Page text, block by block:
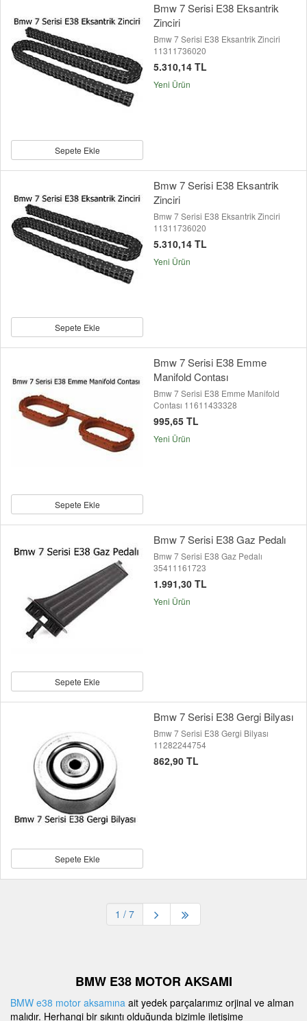
Sepete Ekle
Bmw 7 Serisi E38 Eksantrik
Zinciri
Bmw 7 Serisi E38 Eksantrik Zinciri
11311736020
5.310,14 TL
Yeni Ürün
Sepete Ekle
Bmw 7 Serisi E38 Eksantrik
Zinciri
Bmw 7 Serisi E38 Eksantrik Zinciri
11311736020
5.310,14 TL
Yeni Ürün
Sepete Ekle
Bmw 7 Serisi E38 Emme
Manifold Contası
Bmw 7 Serisi E38 Emme Manifold
Contası 11611433328
995,65 TL
Yeni Ürün
Sepete Ekle
Bmw 7 Serisi E38 Gaz Pedalı
Bmw 7 Serisi E38 Gaz Pedalı
35411161723
1.991,30 TL
Yeni Ürün
Sepete Ekle
Bmw 7 Serisi E38 Gergi Bilyası
Bmw 7 Serisi E38 Gergi Bilyası
11282244754
862,90 TL
1 / 7
BMW E38 MOTOR AKSAMI
BMW e38 motor aksamına ait yedek parçalarımız orjinal ve alman
malıdır. Herhangi bir sıkıntı olduğunda bizimle iletişime